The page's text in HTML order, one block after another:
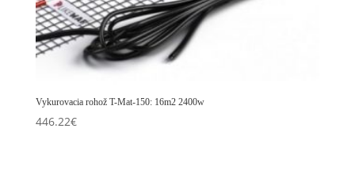
Vykurovacia rohož T-Mat-150: 16m2 2400w
446.22€